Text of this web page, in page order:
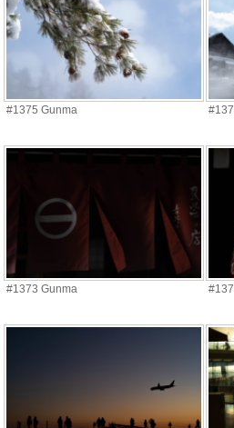
#1375 Gunma
#1373 Gunma